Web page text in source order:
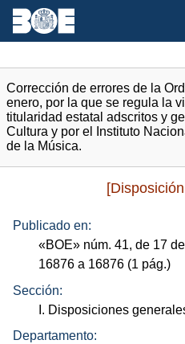
Corrección de errores de la
enero, por la que se regula la
titularidad estatal adscritos y
Cultura y por el Instituto
de la Música.
Publicado en:
«BOE» núm. 41, de 17
16876 a 16876 (1 pág.)
Sección:
I. Disposiciones
Departamento: